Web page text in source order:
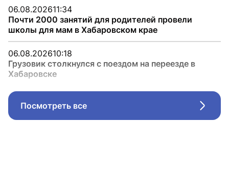
06.08.202611:34
Почти 2000 занятий для родителей провели
школы для мам в Хабаровском крае
06.08.202610:18
Грузовик столкнулся с поездом на переезде в
Хабаровске
Посмотреть все